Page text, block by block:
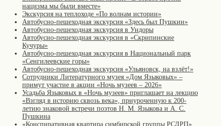
нацизма мы были вместе»
Экскурсия на теплоходе «По волнам истории»
Автобусно-пешеходная экскурсия «Здесь был Пушкин»
Автобусно-пешеходная экскурсия в Ундоры
Автобусно-пешеходная экскурсия в «Скрипинские
Кучуры»
Автобусно-пешеходная экскурсия в Национальный парк
«Сенгилеевские горы»
Автобусно-пешеходная экскурсия «Ульяновск, на взлёт!»
Сотрудники Литературного музея «Дом Языковых» –
примут участие в акции «Ночь музеев – 2026»
Усадьба Языковых в «Ночь музеев» приглашает на лекцию
«Взгляд в историю сквозь века», приуроченную к 200-
летию знаковой встречи поэтов Н. М. Языкова и А. С.
Пушкина
«Конспиративная квартира симбирской группы РСДРП»